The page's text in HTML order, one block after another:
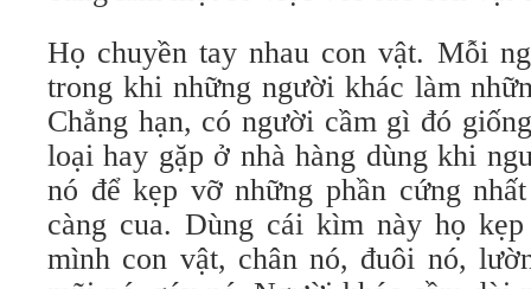
Họ chuyền tay nhau con vật. Mỗi
trong khi những người khác làm
Chẳng hạn, có người cầm gì đó
loại hay gặp ở nhà hàng dùng khi
nó để kẹp vỡ những phần cứng
càng cua. Dùng cái kìm này họ
mình con vật, chân nó, đuôi nó,